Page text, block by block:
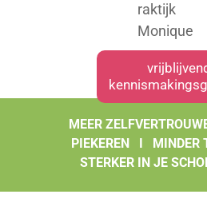
MEER
PIEKEREN I MINDER
STERKER IN JE